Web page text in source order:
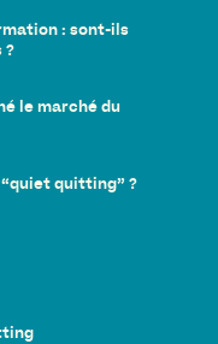
: sont-ils
?
le marché du
quitting” ?